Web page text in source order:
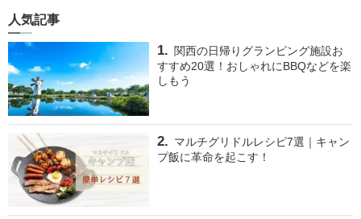
人気記事
関西の日帰りグランピング施設お
すすめ20選！おしゃれにBBQなどを楽
しもう
マルチグリドルレシピ7選｜キャン
プ飯に革命を起こす！